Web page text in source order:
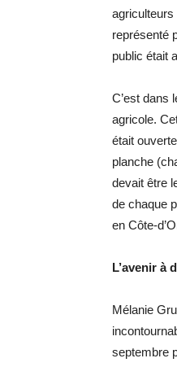
agriculteurs
représenté
public était
C’est dans
agricole.
était
planche
devait être
de chaque
en Côte-
L’avenir à
Mélanie
septembre